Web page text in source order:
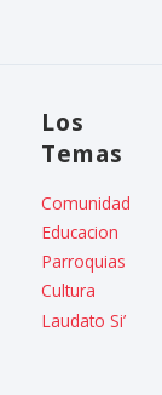
Los
Temas
Comunidad
Educacion
Parroquias
Cultura
Laudato Si’